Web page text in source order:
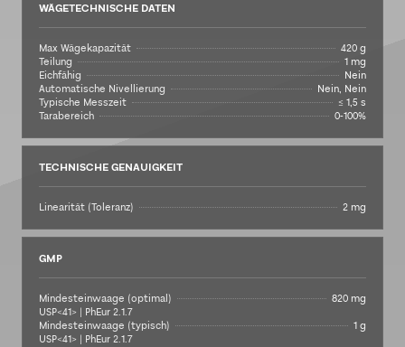
WÄGETECHNISCHE DATEN
Max Wägekapazität
420 g
Teilung
1 mg
Eichfähig
Nein
Automatische Nivellierung
Nein, Nein
Typische Messzeit
≤ 1,5 s
Tarabereich
0-100%
TECHNISCHE GENAUIGKEIT
Linearität (Toleranz) 2 mg
GMP
Mindesteinwaage (optimal)
USP<41> | PhEur 2.1.7
820 mg
Mindesteinwaage (typisch)
USP<41> | PhEur 2.1.7
1 g